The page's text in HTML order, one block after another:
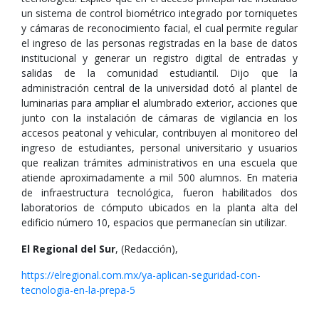
un sistema de control biométrico integrado por torniquetes
y cámaras de reconocimiento facial, el cual permite regular
el ingreso de las personas registradas en la base de datos
institucional y generar un registro digital de entradas y
salidas de la comunidad estudiantil. Dijo que la
administración central de la universidad dotó al plantel de
luminarias para ampliar el alumbrado exterior, acciones que
junto con la instalación de cámaras de vigilancia en los
accesos peatonal y vehicular, contribuyen al monitoreo del
ingreso de estudiantes, personal universitario y usuarios
que realizan trámites administrativos en una escuela que
atiende aproximadamente a mil 500 alumnos. En materia
de infraestructura tecnológica, fueron habilitados dos
laboratorios de cómputo ubicados en la planta alta del
edificio número 10, espacios que permanecían sin utilizar.
El Regional del Sur, (Redacción),
https://elregional.com.mx/ya-aplican-seguridad-con-
tecnologia-en-la-prepa-5